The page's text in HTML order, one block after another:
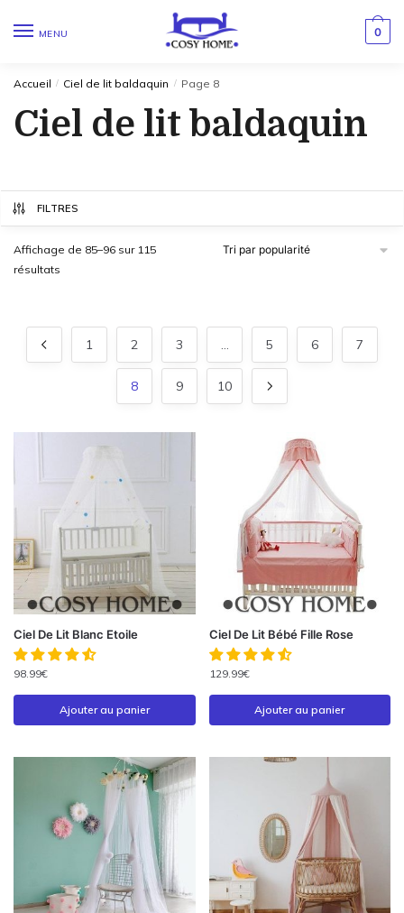
MENU 0
Accueil / Ciel de lit baldaquin / Page 8
Ciel de lit baldaquin
FILTRES
Affichage de 85–96 sur 115
résultats
1 2 3 … 5 6 7
8 9 10
Ciel De Lit Blanc Etoile
98.99€
Ajouter au panier
Ciel De Lit Bébé Fille Rose
129.99€
Ajouter au panier